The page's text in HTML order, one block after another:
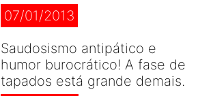
07/01/2013
Saudosismo antipático e
humor burocrático! A fase de
tapados está grande demais.